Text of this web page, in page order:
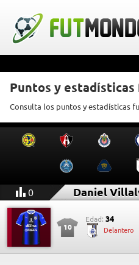
Puntos y
Consulta los puntos y estadísticas
0 Daniel
10
Edad: 34
Delantero